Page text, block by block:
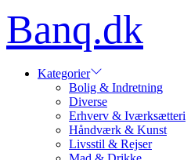
to
content
Banq.dk
Kategorier
Bolig & Indretning
Diverse
Erhverv & Iværksætteri
Håndværk & Kunst
Livsstil & Rejser